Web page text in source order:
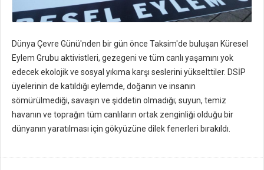
Dünya Çevre Günü'nden bir gün önce Taksim'de buluşan Küresel
Eylem Grubu aktivistleri, gezegeni ve tüm canlı yaşamını yok
edecek ekolojik ve sosyal yıkıma karşı seslerini yükselttiler. DSİP
üyelerinin de katıldığı eylemde, doğanın ve insanın
sömürülmediği, savaşın ve şiddetin olmadığı; suyun, temiz
havanın ve toprağın tüm canlıların ortak zenginliği olduğu bir
dünyanın yaratılması için gökyüzüne dilek fenerleri bırakıldı.